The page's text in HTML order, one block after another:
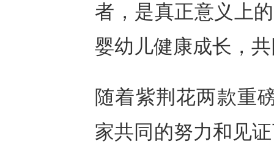
者，是真正意义上
婴幼儿健康成长，
随着紫荆花两款重
家共同的努力和见